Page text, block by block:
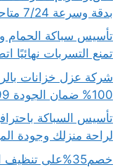
بدقة وسرعة 7/24 متاحين اتصل الان
تمنع التسربات نهائيًا
100% ضمان الجودة 99% اتصل بنا الان
لراحة منزلك وجودة
خصم35%على